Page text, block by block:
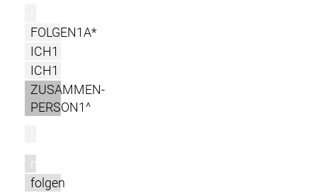
FOLGEN1A*
ICH1
ICH1
ZUSAMMEN-
PERSON1^
m
folgen